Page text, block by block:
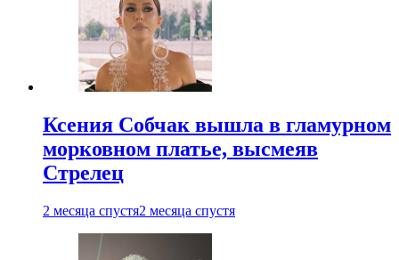
Ксения Собчак вышла в гламурном
морковном платье, высмеяв
Стрелец
2 месяца спустя2 месяца спустя